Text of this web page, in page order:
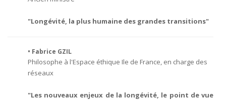
"Longévité, la plus humaine des grandes transitions"
• Fabrice GZIL
Philosophe à l'Espace éthique Ile de France, en charge des
réseaux
"Les nouveaux enjeux de la longévité, le point de vue